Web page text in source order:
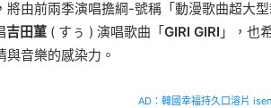
將由前兩季演唱擔綱-號稱「動漫歌曲超大
吉田菫 ( すぅ ) 演唱歌曲「GIRI GIRI 」，也
與音樂的感染力。
AD：韓國幸福持久口溶片